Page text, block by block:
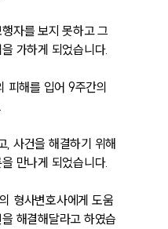
자를 보지 못하고 그
가하게 되었습니다.
피해를 입어 9주간의
, 사건을 해결하기 위해
만나게 되었습니다.
형사변호사에게 도움
해결해달라고 하였습